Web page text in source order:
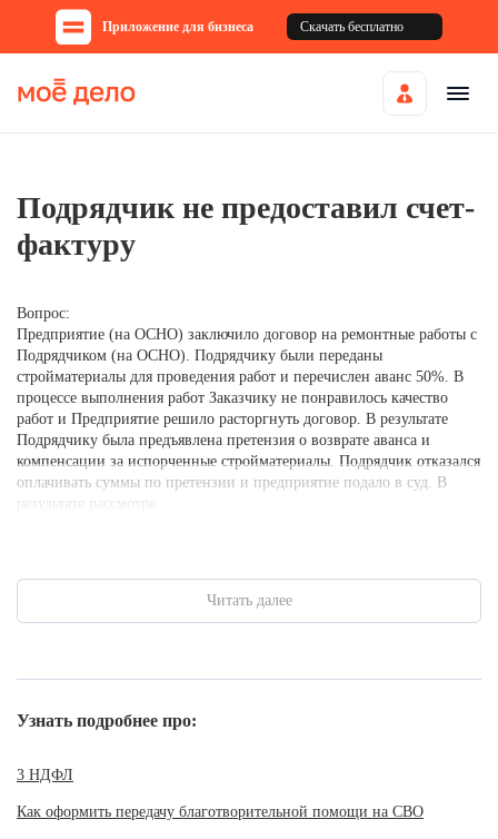
Приложение для бизнеса Скачать бесплатно
Подрядчик не предоставил счет-
фактуру
Вопрос:
Предприятие (на ОСНО) заключило договор на ремонтные работы с
Подрядчиком (на ОСНО). Подрядчику были переданы
стройматериалы для проведения работ и перечислен аванс 50%. В
процессе выполнения работ Заказчику не понравилось качество
работ и Предприятие решило расторгнуть договор. В результате
Подрядчику была предъявлена претензия о возврате аванса и
компенсации за испорченные стройматериалы. Подрядчик отказался
оплачивать суммы по претензии и предприятие подало в суд. В
результате рассмотре...
Читать далее
Узнать подробнее про:
3 НДФЛ
Как оформить передачу благотворительной помощи на СВО